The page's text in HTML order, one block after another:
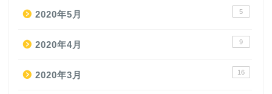
2020年5月 5
2020年4月 9
2020年3月 16